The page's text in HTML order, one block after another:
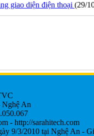
giao diện điện thoại (29/
An
- http://sarahitech.com
9/3/2010 tại Nghệ An -